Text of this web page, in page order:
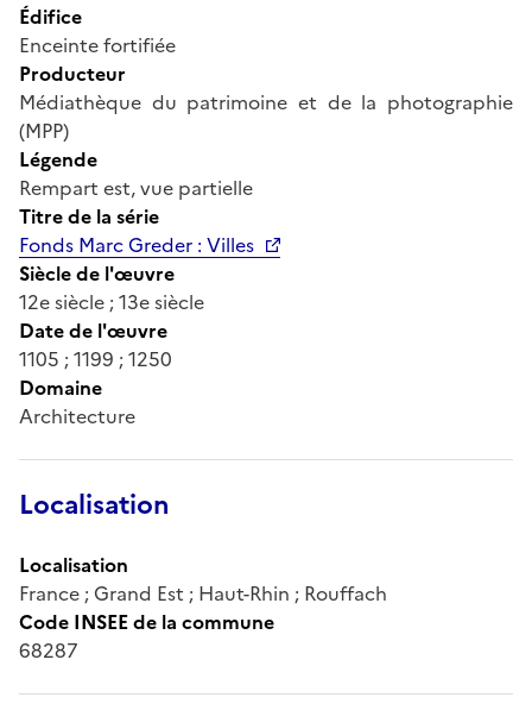
Édifice
Enceinte fortifiée
Producteur
Médiathèque du patrimoine et de la photographie
(MPP)
Légende
Rempart est, vue partielle
Titre de la série
Fonds Marc Greder : Villes
Siècle de l'œuvre
12e siècle ; 13e siècle
Date de l'œuvre
1105 ; 1199 ; 1250
Domaine
Architecture
Localisation
Localisation
France ; Grand Est ; Haut-Rhin ; Rouffach
Code INSEE de la commune
68287